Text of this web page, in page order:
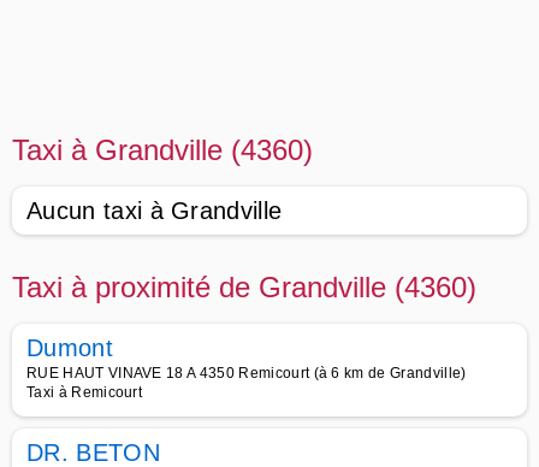
Taxi à Grandville (4360)
Aucun taxi à Grandville
Taxi à proximité de Grandville (4360)
Dumont
RUE HAUT VINAVE 18 A 4350 Remicourt (à 6 km de Grandville)
Taxi à Remicourt
DR. BETON